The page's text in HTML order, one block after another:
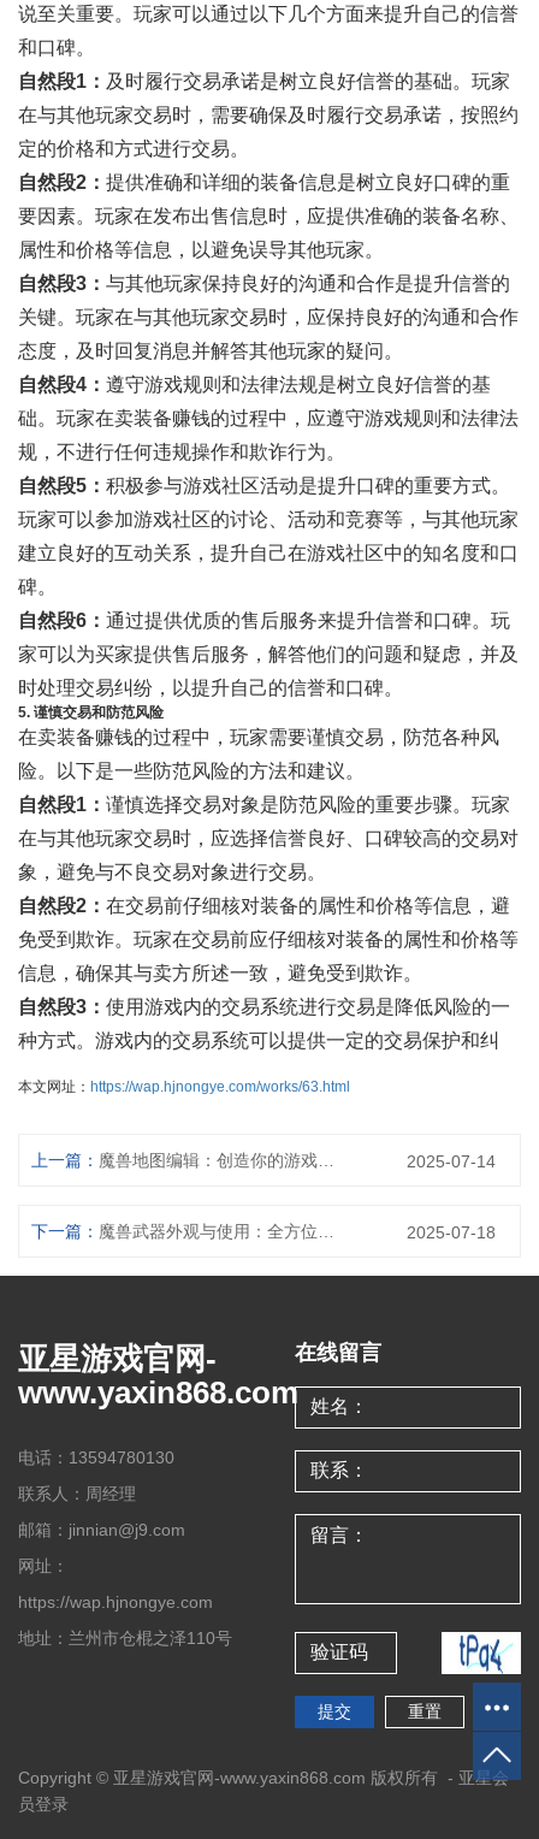
说至关重要。玩家可以通过以下几个方面来提升自己的信誉
和口碑。
自然段1： 及时履行交易承诺是树立良好信誉的基础。玩家
在与其他玩家交易时，需要确保及时履行交易承诺，按照约
定的价格和方式进行交易。
自然段2： 提供准确和详细的装备信息是树立良好口碑的重
要因素。玩家在发布出售信息时，应提供准确的装备名称、
属性和价格等信息，以避免误导其他玩家。
自然段3： 与其他玩家保持良好的沟通和合作是提升信誉的
关键。玩家在与其他玩家交易时，应保持良好的沟通和合作
态度，及时回复消息并解答其他玩家的疑问。
自然段4： 遵守游戏规则和法律法规是树立良好信誉的基
础。玩家在卖装备赚钱的过程中，应遵守游戏规则和法律法
规，不进行任何违规操作和欺诈行为。
自然段5： 积极参与游戏社区活动是提升口碑的重要方式。
玩家可以参加游戏社区的讨论、活动和竞赛等，与其他玩家
建立良好的互动关系，提升自己在游戏社区中的知名度和口
碑。
自然段6： 通过提供优质的售后服务来提升信誉和口碑。玩
家可以为买家提供售后服务，解答他们的问题和疑虑，并及
时处理交易纠纷，以提升自己的信誉和口碑。
5. 谨慎交易和防范风险
在卖装备赚钱的过程中，玩家需要谨慎交易，防范各种风
险。以下是一些防范风险的方法和建议。
自然段1： 谨慎选择交易对象是防范风险的重要步骤。玩家
在与其他玩家交易时，应选择信誉良好、口碑较高的交易对
象，避免与不良交易对象进行交易。
自然段2： 在交易前仔细核对装备的属性和价格等信息，避
免受到欺诈。玩家在交易前应仔细核对装备的属性和价格等
信息，确保其与卖方所述一致，避免受到欺诈。
自然段3： 使用游戏内的交易系统进行交易是降低风险的一
种方式。游戏内的交易系统可以提供一定的交易保护和纠
本文网址： https://wap.hjnongye.com/works/63.html
上一篇： 2025-07-14
下一篇： 2025-07-18
亚星游戏官网-
www.yaxin868.com
电话：13594780130
联系人：周经理
邮箱：jinnian@j9.com
网址：
https://wap.hjnongye.com
地址：兰州市仓棍之泽110号
在线留言
Copyright © 亚星游戏官网-www.yaxin868.com 版权所有 - 亚星会
员登录